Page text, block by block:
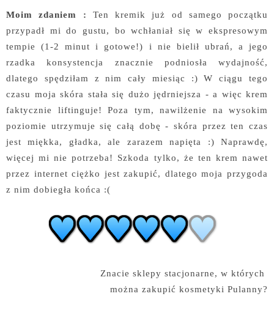
Moim zdaniem : Ten kremik już od samego początku
przypadł mi do gustu, bo wchłaniał się w ekspresowym
tempie (1-2 minut i gotowe!) i nie bielił ubrań, a jego
rzadka konsystencja znacznie podniosła wydajność,
dlatego spędziłam z nim cały miesiąc :) W ciągu tego
czasu moja skóra stała się dużo jędrniejsza - a więc krem
faktycznie liftinguje! Poza tym, nawilżenie na wysokim
poziomie utrzymuje się całą dobę - skóra przez ten czas
jest miękka, gładka, ale zarazem napięta :) Naprawdę,
więcej mi nie potrzeba! Szkoda tylko, że ten krem nawet
przez internet ciężko jest zakupić, dlatego moja przygoda
z nim dobiegła końca :(
Znacie sklepy stacjonarne, w których
można zakupić kosmetyki Pulanny?